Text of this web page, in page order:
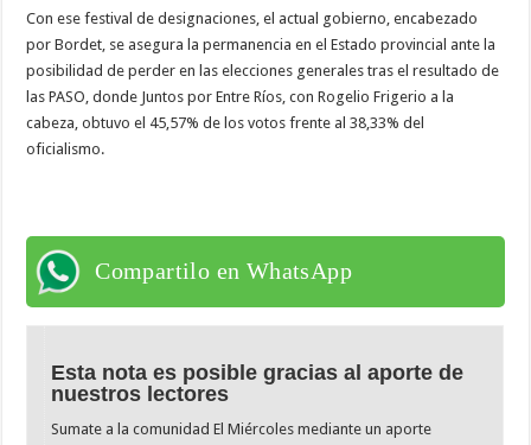
Con ese festival de designaciones, el actual gobierno, encabezado
por Bordet, se asegura la permanencia en el Estado provincial ante la
posibilidad de perder en las elecciones generales tras el resultado de
las PASO, donde Juntos por Entre Ríos, con Rogelio Frigerio a la
cabeza, obtuvo el 45,57% de los votos frente al 38,33% del
oficialismo.
Compartilo en WhatsApp
Esta nota es posible gracias al aporte de
nuestros lectores
Sumate a la comunidad El Miércoles mediante un aporte